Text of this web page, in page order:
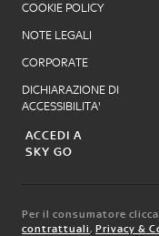
COOKIE POLICY
NOTE LEGALI
CORPORATE
DICHIARAZIONE DI
ACCESSIBILITA'
ACCEDI A
SKY GO
Per il consumatore
contrattuali, Privacy &